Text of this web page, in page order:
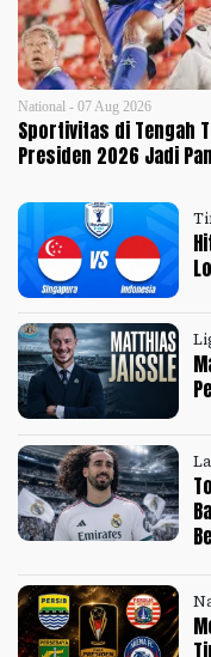
National - 07 Aug 2026
Sportivitas di Tengah
Presiden 2026 Jadi